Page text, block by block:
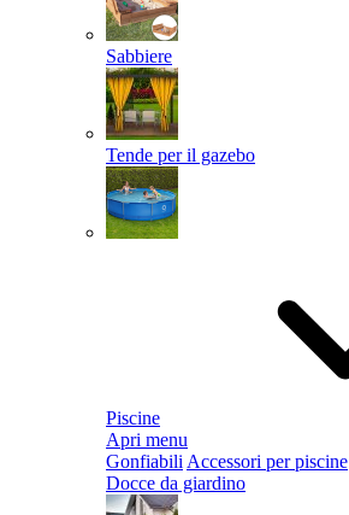
Sabbiere
Tende per il gazebo
Piscine
Apri menu
Gonfiabili Accessori per piscine
Docce da giardino